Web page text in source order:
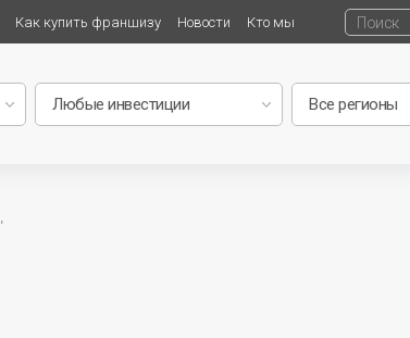
Как купить франшизу Новости Кто мы